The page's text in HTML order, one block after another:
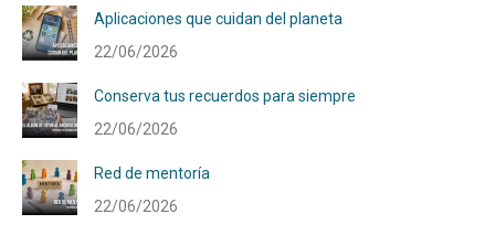
Aplicaciones que cuidan del planeta
22/06/2026
Conserva tus recuerdos para siempre
22/06/2026
Red de mentoría
22/06/2026